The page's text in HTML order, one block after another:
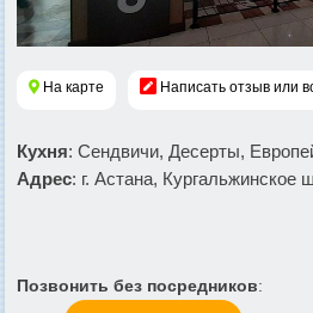
На карте Написать отзыв или
Кухня: Сендвичи, Десерты,
Адрес: г. Астана, Кургальжинское
Позвонить без посредников: